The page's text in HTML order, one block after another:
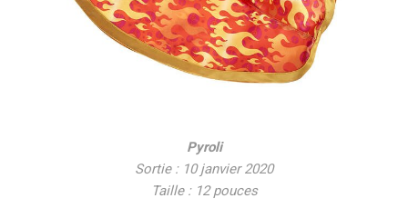
Pyroli
Sortie : 10 janvier 2020
Taille : 12 pouces